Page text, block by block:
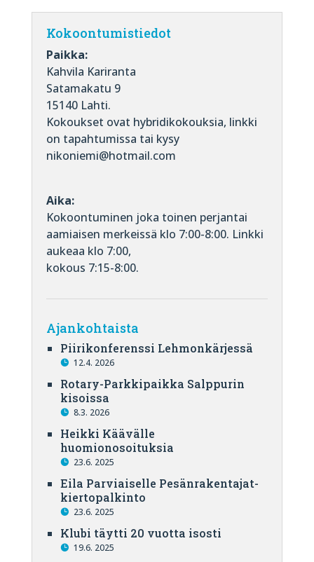
Kokoontumistiedot
Paikka:
Kahvila Kariranta
Satamakatu 9
15140 Lahti.
Kokoukset ovat hybridikokouksia, linkki
on tapahtumissa tai kysy
nikoniemi@hotmail.com
Aika:
Kokoontuminen joka toinen perjantai
aamiaisen merkeissä klo 7:00-8:00. Linkki
aukeaa klo 7:00,
kokous 7:15-8:00.
Ajankohtaista
Piirikonferenssi Lehmonkärjessä
12.4. 2026
Rotary-Parkkipaikka Salppurin
kisoissa
8.3. 2026
Heikki Käävälle
huomionosoituksia
23.6. 2025
Eila Parviaiselle Pesänrakentajat-
kiertopalkinto
23.6. 2025
Klubi täytti 20 vuotta isosti
19.6. 2025